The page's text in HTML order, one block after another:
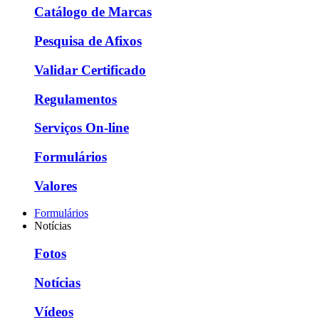
Catálogo de Marcas
Pesquisa de Afixos
Validar Certificado
Regulamentos
Serviços On-line
Formulários
Valores
Formulários
Notícias
Fotos
Notícias
Vídeos